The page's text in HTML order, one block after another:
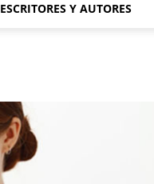
ESCRITORES Y AUTORES